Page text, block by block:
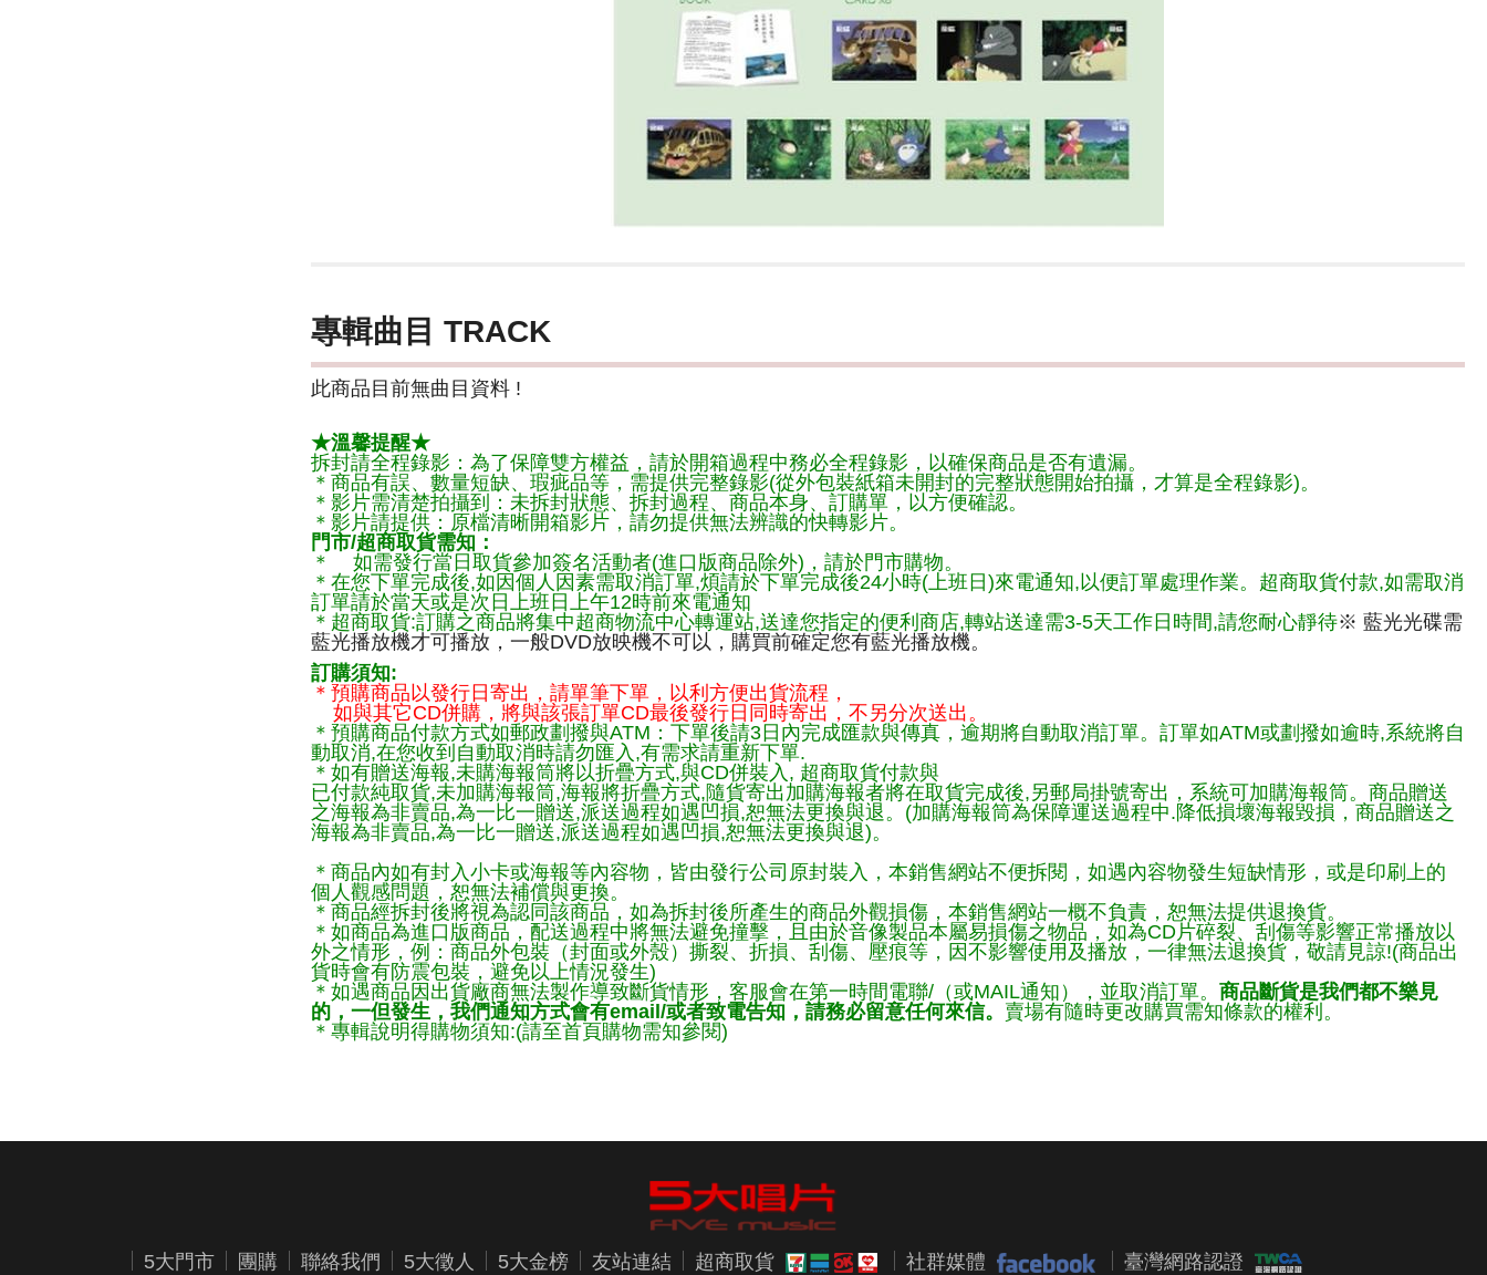
專輯曲目 TRACK
此商品目前無曲目資料 !
★溫馨提醒★
拆封請全程錄影：為了保障雙方權益，請於開箱過程中務必全程錄影，以確保商品是否有遺漏。
＊商品有誤、數量短缺、瑕疵品等，需提供完整錄影(從外包裝紙箱未開封的完整狀態開始拍攝，才算是全程錄影)。
＊影片需清楚拍攝到：未拆封狀態、拆封過程、商品本身、訂購單，以方便確認。
＊影片請提供：原檔清晰開箱影片，請勿提供無法辨識的快轉影片。
門市/超商取貨需知：
＊ 如需發行當日取貨參加簽名活動者(進口版商品除外)，請於門市購物。
＊在您下單完成後,如因個人因素需取消訂單,煩請於下單完成後24小時(上班日)來電通知,以便訂單處理作業。超商取貨付款,如需取消
訂單請於當天或是次日上班日上午12時前來電通知
＊超商取貨:訂購之商品將集中超商物流中心轉運站,送達您指定的便利商店,轉站送達需3-5天工作日時間,請您耐心靜待※ 藍光光碟需
藍光播放機才可播放，一般DVD放映機不可以，購買前確定您有藍光播放機。
訂購須知:
＊預購商品以發行日寄出，請單筆下單，以利方便出貨流程，
如與其它CD併購，將與該張訂單CD最後發行日同時寄出，不另分次送出。
＊預購商品付款方式如郵政劃撥與ATM：下單後請3日內完成匯款與傳真，逾期將自動取消訂單。訂單如ATM或劃撥如逾時,系統將自
動取消,在您收到自動取消時請勿匯入,有需求請重新下單.
＊如有贈送海報,未購海報筒將以折疊方式,與CD併裝入, 超商取貨付款與
已付款純取貨,未加購海報筒,海報將折疊方式,隨貨寄出加購海報者將在取貨完成後,另郵局掛號寄出，系統可加購海報筒。商品贈送
之海報為非賣品,為一比一贈送,派送過程如遇凹損,恕無法更換與退。(加購海報筒為保障運送過程中.降低損壞海報毀損，商品贈送之
海報為非賣品,為一比一贈送,派送過程如遇凹損,恕無法更換與退)。
＊商品內如有封入小卡或海報等內容物，皆由發行公司原封裝入，本銷售網站不便拆閱，如遇內容物發生短缺情形，或是印刷上的
個人觀感問題，恕無法補償與更換。
＊商品經拆封後將視為認同該商品，如為拆封後所產生的商品外觀損傷，本銷售網站一概不負責，恕無法提供退換貨。
＊如商品為進口版商品，配送過程中將無法避免撞擊，且由於音像製品本屬易損傷之物品，如為CD片碎裂、刮傷等影響正常播放以
外之情形，例：商品外包裝（封面或外殼）撕裂、折損、刮傷、壓痕等，因不影響使用及播放，一律無法退換貨，敬請見諒!(商品出
貨時會有防震包裝，避免以上情況發生)
＊如遇商品因出貨廠商無法製作導致斷貨情形，客服會在第一時間電聯/（或MAIL通知），並取消訂單。 商品斷貨是我們都不樂見
的，一但發生，我們通知方式會有email/或者致電告知，請務必留意任何來信。 賣場有隨時更改購買需知條款的權利。
＊專輯說明得購物須知:(請至首頁購物需知參閱)
5大門市 團購 聯絡我們 5大徵人 5大金榜 友站連結 超商取貨 社群媒體 臺灣網路認證